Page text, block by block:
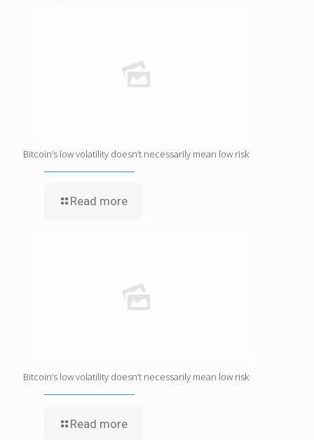
Bitcoin’s low volatility doesn’t necessarily mean low risk
Read more
Bitcoin’s low volatility doesn’t necessarily mean low risk
Read more